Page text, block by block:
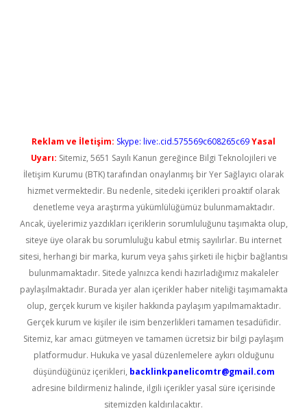
Reklam ve İletişim: Skype: live:.cid.575569c608265c69Yasal
Uyarı: Sitemiz, 5651 Sayılı Kanun gereğince Bilgi Teknolojileri ve
İletişim Kurumu (BTK) tarafından onaylanmış bir Yer Sağlayıcı olarak
hizmet vermektedir. Bu nedenle, sitedeki içerikleri proaktif olarak
denetleme veya araştırma yükümlülüğümüz bulunmamaktadır.
Ancak, üyelerimiz yazdıkları içeriklerin sorumluluğunu taşımakta olup,
siteye üye olarak bu sorumluluğu kabul etmiş sayılırlar. Bu internet
sitesi, herhangi bir marka, kurum veya şahıs şirketi ile hiçbir bağlantısı
bulunmamaktadır. Sitede yalnızca kendi hazırladığımız makaleler
paylaşılmaktadır. Burada yer alan içerikler haber niteliği taşımamakta
olup, gerçek kurum ve kişiler hakkında paylaşım yapılmamaktadır.
Gerçek kurum ve kişiler ile isim benzerlikleri tamamen tesadüfidir.
Sitemiz, kar amacı gütmeyen ve tamamen ücretsiz bir bilgi paylaşım
platformudur. Hukuka ve yasal düzenlemelere aykırı olduğunu
düşündüğünüz içerikleri, backlinkpanelicomtr@gmail.com
adresine bildirmeniz halinde, ilgili içerikler yasal süre içerisinde
sitemizden kaldırılacaktır.